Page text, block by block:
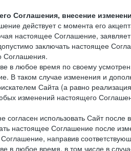
Соглашения, внесение
действует с момента его
настоящее Соглашение,
заключать настоящее
Соглашения.
в любое время по своему
В таком случае изменения и
Сайта (а равно
изменений настоящего
согласен использовать Сайт
настоящее Соглашение после
Соглашение, направив
в любое время, в том числе в